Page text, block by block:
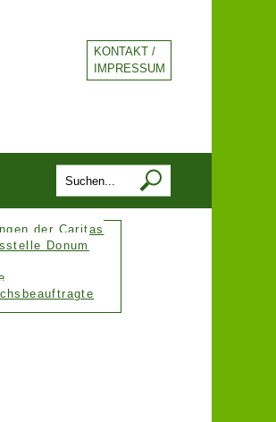
der Caritas
Donum
KONTAKT /
IMPRESSUM